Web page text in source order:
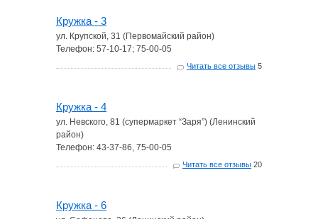
Кружка - 3
ул. Крупской, 31 (Первомайский район)
Телефон: 57-10-17; 75-00-05
Читать все отзывы 5
Кружка - 4
ул. Невского, 81 (супермаркет “Заря”) (Ленинский
район)
Телефон: 43-37-86, 75-00-05
Читать все отзывы 20
Кружка - 6